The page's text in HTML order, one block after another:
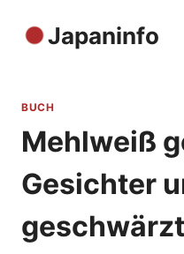
Inhalt
Japaninfo
BUCH
Mehlweiß
Gesichter